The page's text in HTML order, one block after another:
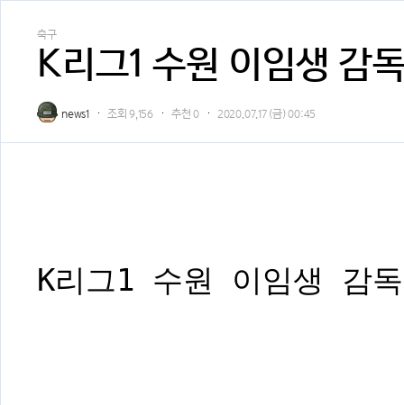
축구
K리그1 수원 이임생 감
news1 조회9,156 추천0 2020.07.17 (금) 00:45
K리그1 수원 이임생 감